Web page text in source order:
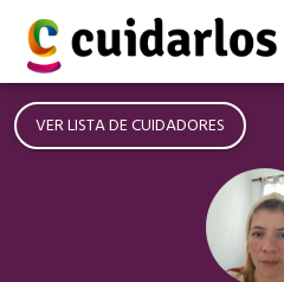
VER LISTA DE CUIDADORES